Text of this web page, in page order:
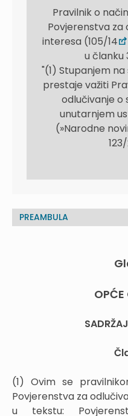
Pravilnik o
Povjerenstva za
interesa (105/14
u članku
"(1) Stupanjem
prestaje važiti
odlučivanje o
unutarnjem
(»Narodne
PREAMBULA
OPĆE
(1) Ovim se
Povjerenstva za
u tekstu: